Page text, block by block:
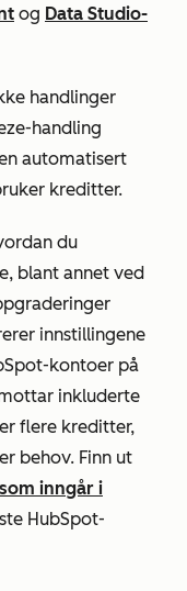
og Data Studio-
handlinger
handling
automatisert
kreditter.
du
blant annet ved
innstillingene
kontoer på
inkluderte
flere kreditter,
behov. Finn ut
inngår i
HubSpot-